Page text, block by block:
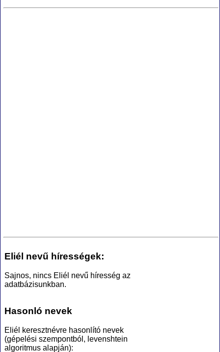
Eliél nevű hírességek:
Sajnos, nincs Eliél nevű híresség az
adatbázisunkban.
Hasonló nevek
Eliél keresztnévre hasonlító nevek
(gépelési szempontból, levenshtein
algoritmus alapján):